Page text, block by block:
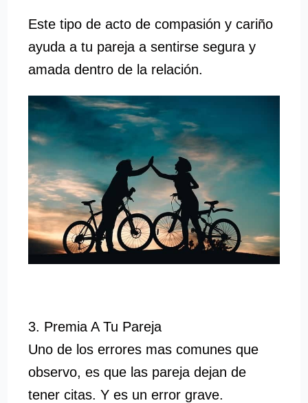
Este tipo de acto de compasión y cariño
ayuda a tu pareja a sentirse segura y
amada dentro de la relación.
3. Premia A Tu Pareja
Uno de los errores mas comunes que
observo, es que las pareja dejan de
tener citas. Y es un error grave.